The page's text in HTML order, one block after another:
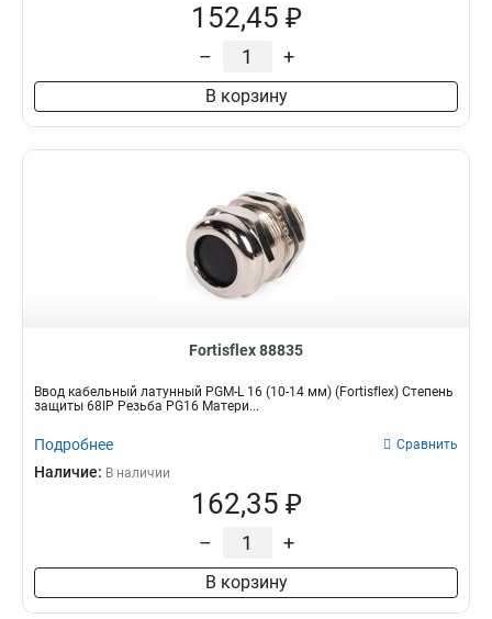
152,45 ₽
– +
В корзину
Fortisflex 88835
Ввод кабельный латунный PGM-L 16 (10-14 мм) (Fortisflex) Степень
защиты 68IP Резьба PG16 Матери...
Подробнее Сравнить
Наличие: В наличии
162,35 ₽
– +
В корзину